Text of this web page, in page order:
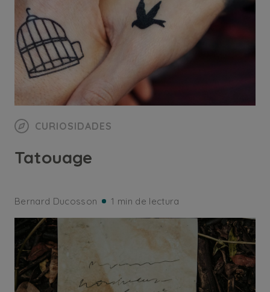
CURIOSIDADES
Tatouage
Bernard Ducosson 1 min de lectura